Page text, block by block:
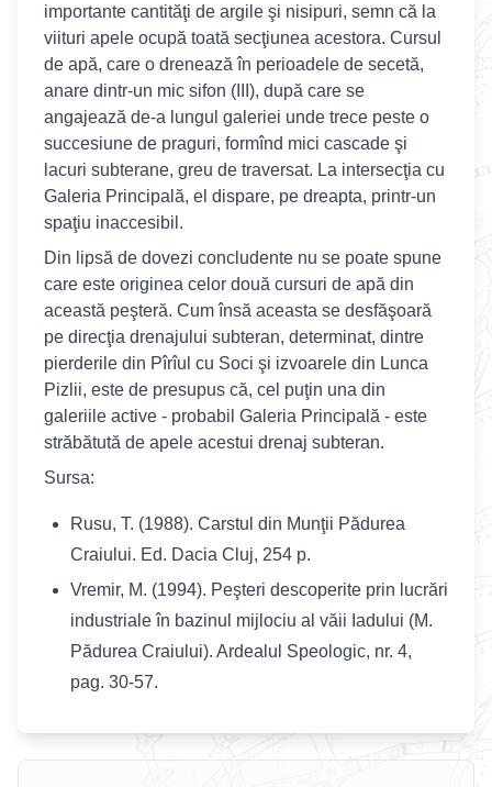
importante cantităţi de argile şi nisipuri, semn că la
viituri apele ocupă toată secţiunea acestora. Cursul
de apă, care o drenează în perioadele de secetă,
anare dintr-un mic sifon (III), după care se
angajează de-a lungul galeriei unde trece peste o
succesiune de praguri, formînd mici cascade şi
lacuri subterane, greu de traversat. La intersecţia cu
Galeria Principală, el dispare, pe dreapta, printr-un
spaţiu inaccesibil.
Din lipsă de dovezi concludente nu se poate spune
care este originea celor două cursuri de apă din
această peşteră. Cum însă aceasta se desfăşoară
pe direcţia drenajului subteran, determinat, dintre
pierderile din Pîrîul cu Soci şi izvoarele din Lunca
Pizlii, este de presupus că, cel puţin una din
galeriile active - probabil Galeria Principală - este
străbătută de apele acestui drenaj subteran.
Sursa:
Rusu, T. (1988). Carstul din Munţii Pădurea
Craiului. Ed. Dacia Cluj, 254 p.
Vremir, M. (1994). Peşteri descoperite prin lucrări
industriale în bazinul mijlociu al văii Iadului (M.
Pădurea Craiului). Ardealul Speologic, nr. 4,
pag. 30-57.